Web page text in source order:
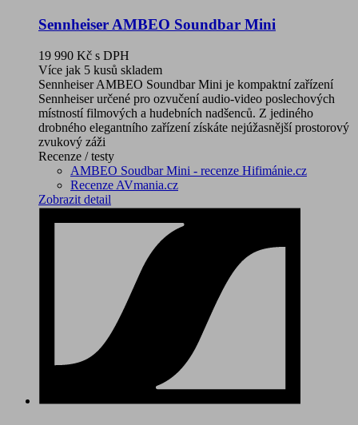
Sennheiser AMBEO Soundbar Mini
19 990 Kč s DPH
Více jak 5 kusů skladem
Sennheiser AMBEO Soundbar Mini je kompaktní zařízení
Sennheiser určené pro ozvučení audio-video poslechových
místností filmových a hudebních nadšenců. Z jediného
drobného elegantního zařízení získáte nejúžasnější prostorový
zvukový záži
Recenze / testy
AMBEO Soudbar Mini - recenze Hifimánie.cz
Recenze AVmania.cz
Zobrazit detail